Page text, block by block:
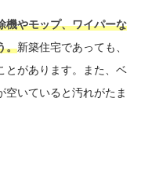
機やモップ、ワイパーな
。新築住宅であっても、
とがあります。また、ベ
空いていると汚れがたま